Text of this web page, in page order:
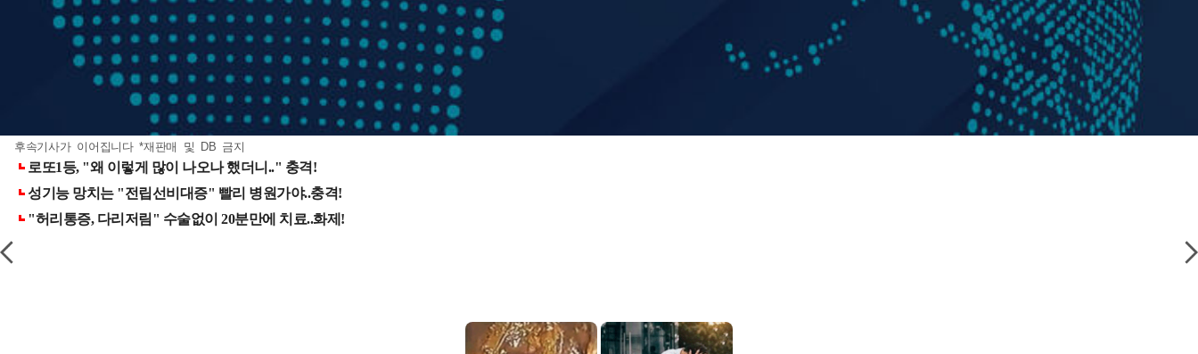
후속기사가 이어집니다 *재판매 및 DB 금지